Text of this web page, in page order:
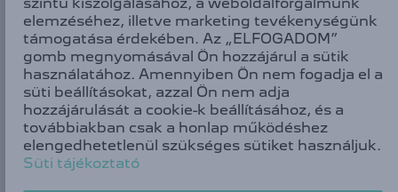
(132 kW) PureTech,
vagy egy 150 lóerős
(110 kW) PureTech
benzinmotorból
állnak.
220V) 3 óra 55 perc
alatt
Wall Box fali
töltőről (32A) 1 óra
40 perc alatt
elemzéséhez, illetve marketing tevékenységünk
támogatása érdekében. Az „ELFOGADOM”
gomb megnyomásával Ön hozzájárul a sütik
használatához. Amennyiben Ön nem fogadja el a
süti beállításokat, azzal Ön nem adja
hozzájárulását a cookie-k beállításához, és a
továbbiakban csak a honlap működéshez
elengedhetetlenül szükséges sütiket használjuk.
Süti tájékoztató